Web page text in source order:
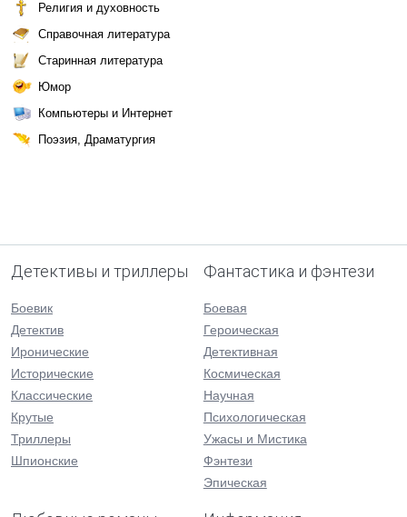
Религия и духовность
Справочная литература
Старинная литература
Юмор
Компьютеры и Интернет
Поэзия, Драматургия
Детективы и триллеры
Боевик
Детектив
Иронические
Исторические
Классические
Крутые
Триллеры
Шпионские
Фантастика и фэнтези
Боевая
Героическая
Детективная
Космическая
Научная
Психологическая
Ужасы и Мистика
Фэнтези
Эпическая